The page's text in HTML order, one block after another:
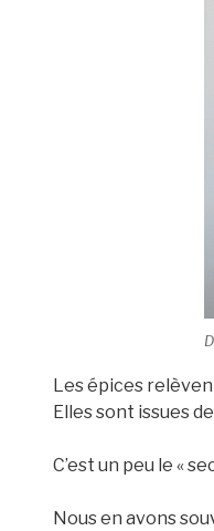
Les épices
Elles sont issues
C’est un peu le «
Nous en avons